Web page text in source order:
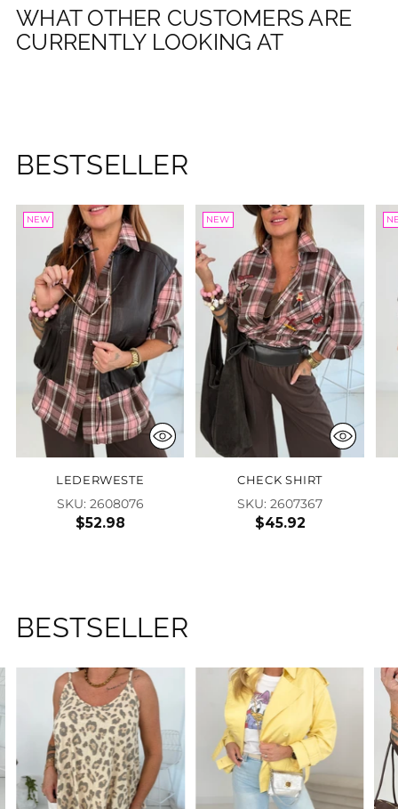
WHAT OTHER CUSTOMERS ARE
CURRENTLY LOOKING AT
BESTSELLER
NEW
LEDERWESTE
SKU: 2608076
$52.98
NEW
CHECK SHIRT
SKU: 2607367
$45.92
BESTSELLER